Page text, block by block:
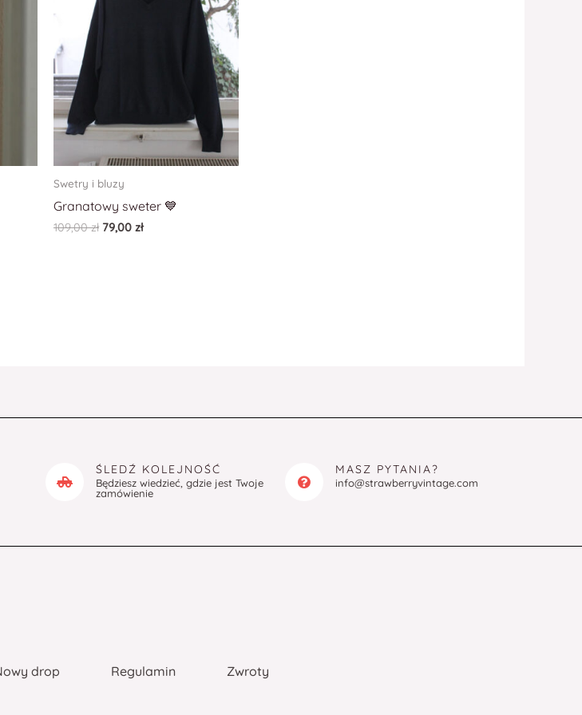
Swetry i bluzy
Granatowy sweter 💙
109,00zł 79,00 zł
ŚLEDŹ KOLEJNOŚĆ
Będziesz wiedzieć, gdzie jest Twoje
zamówienie
MASZ PYTANIA?
info@strawberryvintage.com
drop Regulamin Zwroty